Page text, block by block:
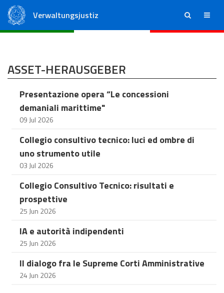
Verwaltungsjustiz ricerca menu
ASSET-HERAUSGEBER
Presentazione opera “Le concessioni
demaniali marittime"
09 Jul 2026
Collegio consultivo tecnico: luci ed ombre di
uno strumento utile
03 Jul 2026
Collegio Consultivo Tecnico: risultati e
prospettive
25 Jun 2026
IA e autorità indipendenti
25 Jun 2026
Il dialogo fra le Supreme Corti Amministrative
24 Jun 2026